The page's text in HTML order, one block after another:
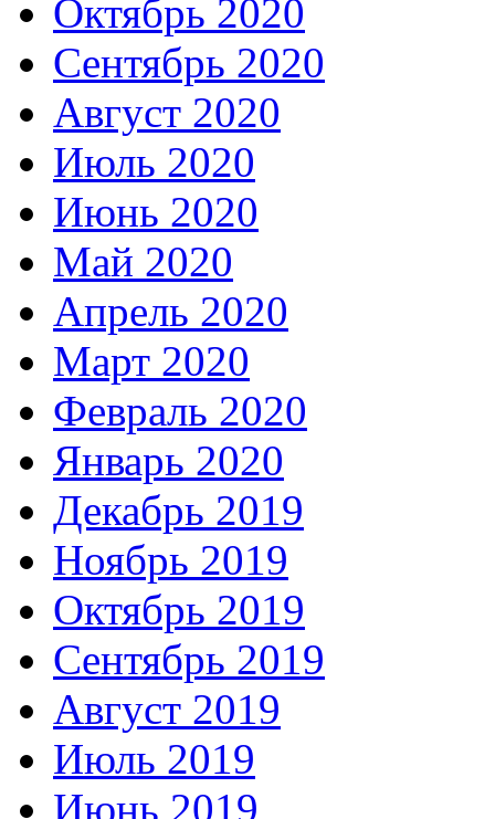
Октябрь 2020
Сентябрь 2020
Август 2020
Июль 2020
Июнь 2020
Май 2020
Апрель 2020
Март 2020
Февраль 2020
Январь 2020
Декабрь 2019
Ноябрь 2019
Октябрь 2019
Сентябрь 2019
Август 2019
Июль 2019
Июнь 2019